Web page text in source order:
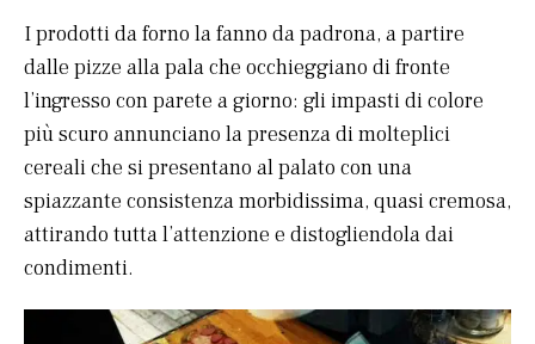
I prodotti da forno la fanno da padrona, a partire
dalle pizze alla pala che occhieggiano di fronte
l’ingresso con parete a giorno: gli impasti di colore
più scuro annunciano la presenza di molteplici
cereali che si presentano al palato con una
spiazzante consistenza morbidissima, quasi cremosa,
attirando tutta l’attenzione e distogliendola dai
condimenti.